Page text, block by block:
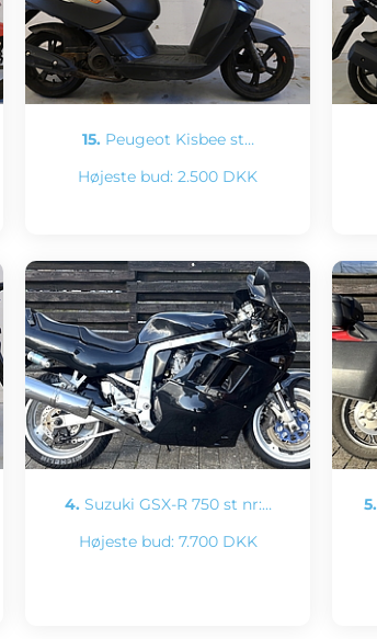
15. Peugeot Kisbee st…
Højeste bud: 2.500 DKK
4. Suzuki GSX-R 750 st nr:…
Højeste bud: 7.700 DKK
5.